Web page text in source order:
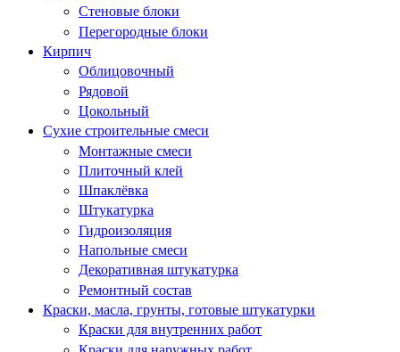
Стеновые блоки
Перегородные блоки
Кирпич
Облицовочный
Рядовой
Цокольный
Сухие строительные смеси
Монтажные смеси
Плиточный клей
Шпаклёвка
Штукатурка
Гидроизоляция
Напольные смеси
Декоративная штукатурка
Ремонтный состав
Краски, масла, грунты, готовые штукатурки
Краски для внутренних работ